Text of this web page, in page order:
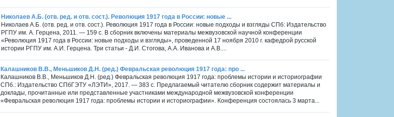
Николаев А.Б. (отв. ред. и отв. сост.). Революция 1917 года в России: новые ...
Николаев А.Б. (отв. ред. и отв. сост.). Революция 1917 года в России: новые подходы и взгляды СПб: Издательство
РГПУ им. А. Герцена, 2011. — 159 с. В сборник включены материалы межвузовской научной конференции
«Революция 1917 года в России: новые подходы и взгляды», проведенной 17 ноября 2010 г. кафедрой русской
истории РГПУ им. А.И. Герцена. Три статьи - Д.И. Стогова, А.А. Иванова и А.В....
Калашников В.В., Меньшиков Д.Н. (ред.) Февральская революция 1917 года: про ...
Калашников В.В., Меньшиков Д.Н. (ред.) Февральская революция 1917 года: проблемы истории и историографии
СПб.: Издательство СПбГЭТУ «ЛЭТИ», 2017. — 383 с. Предлагаемый читателю сборник содержит материалы и
доклады, прочитанные или представленные участниками международной межвузовской конференции
«Февральская революция 1917 года: проблемы истории и историографии». Конференция состоялась 3 марта...